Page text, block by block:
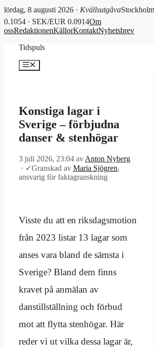
lördag, 8 augusti 2026 · Kvällsutgåva
0.1054 · SEK/EUR 0.0914Om
ossRedaktionenKällorKontaktNyhetsbrev
Tidspuls
Meny
Konstiga lagar i
Sverige – förbjudna
danser & stenhögar
3 juli 2026, 23:04 av Anton Nyberg
· ✓Granskad av Maria Sjögren,
ansvarig för faktagranskning
Visste du att en riksdagsmotion
från 2023 listar 13 lagar som
anses vara bland de sämsta i
Sverige? Bland dem finns
kravet på anmälan av
danstillställning och förbud
mot att flytta stenhögar. Här
reder vi ut vilka dessa lagar är,